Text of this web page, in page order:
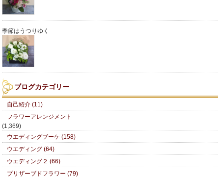
季節はうつりゆく
ブログカテゴリー
自己紹介 (11)
フラワーアレンジメント
(1,369)
ウエディングブーケ (158)
ウエディング (64)
ウエディング２ (66)
プリザーブドフラワー (79)